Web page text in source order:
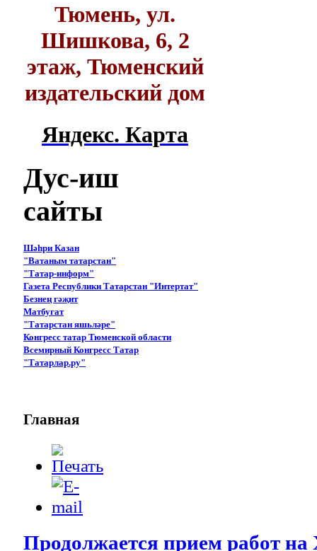
Тюмень, ул.
Шишкова, 6, 2
этаж, Тюменский
издательский дом
Яндекс. Карта
Дус-иш
сайты
Шәһри Казан
"Ватаным татарстан"
"Татар-информ"
Газета Республики Татарстан "Интертат"
Безнең гәҗит
Матбугат
"Татарстан яшьләре"
Конгресс татар Тюменской области
Всемирный Конгресс Татар
"Татарлар.ру"
Главная
Продолжается прием работ на